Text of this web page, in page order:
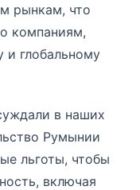
рынкам, что
компаниям,
и глобальному
в наших
Румынии
льготы, чтобы
включая